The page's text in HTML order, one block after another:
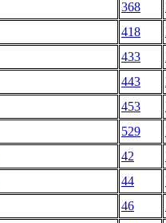
368
418
433
443
453
529
42
44
46